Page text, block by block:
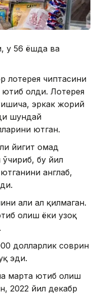
у 56 ёшда ва
лотерея чиптасини
олди. Лотерея
эркак жорий
шундай
ютган.
йигит омад
ўчириб, бу йил
англаб,
ҳали ҳал қилмаган.
олиш ёки узоқ
долларлик соврин
эди.
марта ютиб олиш
2022 йил декабр